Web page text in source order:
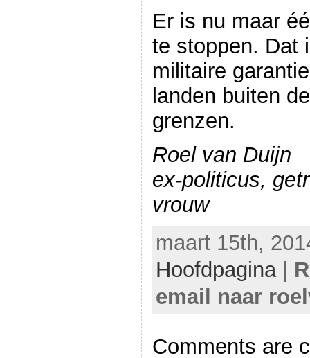
Er is nu maar
te stoppen. Dat
militaire
landen buiten
grenzen.
Roel van Duijn
ex-politicus,
vrouw
maart 15th,
Hoofdpagina|
email naar
Comments are